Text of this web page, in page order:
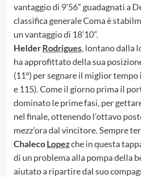
vantaggio di 9’56” guadagnati a
classifica generale Coma è
un vantaggio di 18’10”.
HelderRodrigues, lontano dalla
ha approfittato della sua
(11°) per segnare il miglior tempo
e 115). Come il giorno prima il
dominato le prime fasi, per
nel finale, ottenendo l’ottavo
mezz’ora dal vincitore. Sempre
ChalecoLopezche in questa
di un problema alla pompa della
aiutato a ripartire dal suo